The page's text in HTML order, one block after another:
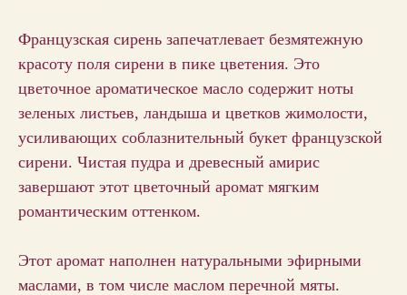
Французская сирень запечатлевает безмятежную
красоту поля сирени в пике цветения. Это
цветочное ароматическое масло содержит ноты
зеленых листьев, ландыша и цветков жимолости,
усиливающих соблазнительный букет французской
сирени. Чистая пудра и древесный амирис
завершают этот цветочный аромат мягким
романтическим оттенком.
Этот аромат наполнен натуральными эфирными
маслами, в том числе маслом перечной мяты.